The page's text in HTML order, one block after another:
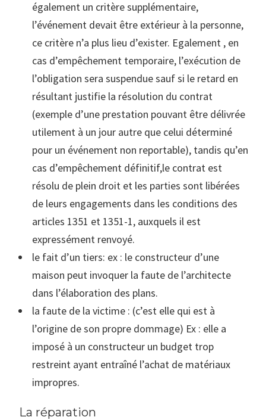
également un critère supplémentaire,
l’événement devait être extérieur à la personne,
ce critère n’a plus lieu d’exister. Egalement , en
cas d’empêchement temporaire, l’exécution de
l’obligation sera suspendue sauf si le retard en
résultant justifie la résolution du contrat
(exemple d’une prestation pouvant être délivrée
utilement à un jour autre que celui déterminé
pour un événement non reportable), tandis qu’en
cas d’empêchement définitif,le contrat est
résolu de plein droit et les parties sont libérées
de leurs engagements dans les conditions des
articles 1351 et 1351-1, auxquels il est
expressément renvoyé.
le fait d’un tiers: ex : le constructeur d’une
maison peut invoquer la faute de l’architecte
dans l’élaboration des plans.
la faute de la victime : (c’est elle qui est à
l’origine de son propre dommage) Ex : elle a
imposé à un constructeur un budget trop
restreint ayant entraîné l’achat de matériaux
impropres.
La réparation